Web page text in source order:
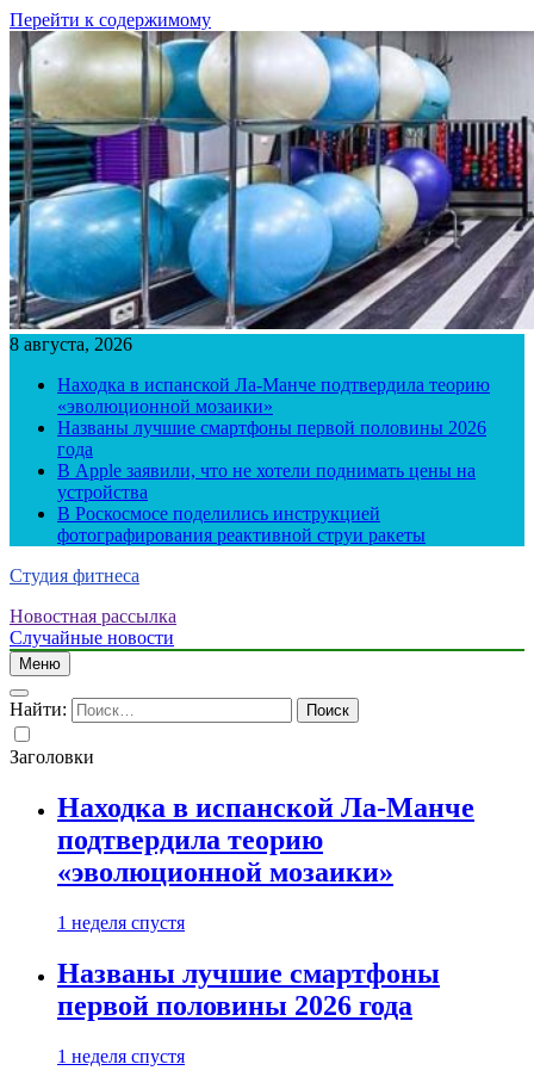
Перейти к содержимому
8 августа, 2026
Находка в испанской Ла-Манче подтвердила теорию
«эволюционной мозаики»
Названы лучшие смартфоны первой половины 2026
года
В Apple заявили, что не хотели поднимать цены на
устройства
В Роскосмосе поделились инструкцией
фотографирования реактивной струи ракеты
Студия фитнеса
Новостная рассылка
Случайные новости
Меню
Найти:
Заголовки
Находка в испанской Ла-Манче
подтвердила теорию
«эволюционной мозаики»
1 неделя спустя
Названы лучшие смартфоны
первой половины 2026 года
1 неделя спустя